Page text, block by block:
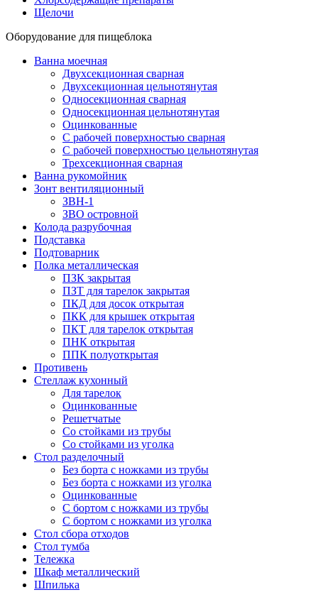
Щелочи
Оборудование для пищеблока
Ванна моечная
Двухсекционная сварная
Двухсекционная цельнотянутая
Односекционная сварная
Односекционная цельнотянутая
Оцинкованные
С рабочей поверхностью сварная
С рабочей поверхностью цельнотянутая
Трехсекционная сварная
Ванна рукомойник
Зонт вентиляционный
ЗВН-1
ЗВО островной
Колода разрубочная
Подставка
Подтоварник
Полка металлическая
ПЗК закрытая
ПЗТ для тарелок закрытая
ПКД для досок открытая
ПКК для крышек открытая
ПКТ для тарелок открытая
ПНК открытая
ППК полуоткрытая
Противень
Стеллаж кухонный
Для тарелок
Оцинкованные
Решетчатые
Со стойками из трубы
Со стойками из уголка
Стол разделочный
Без борта с ножками из трубы
Без борта с ножками из уголка
Оцинкованные
С бортом с ножками из трубы
С бортом с ножками из уголка
Стол сбора отходов
Стол тумба
Тележка
Шкаф металлический
Шпилька